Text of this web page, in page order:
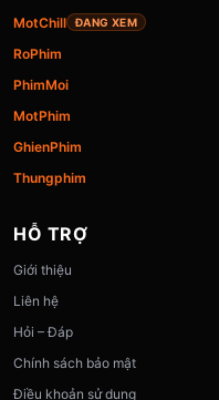
MotChill ĐANG XEM
RoPhim
PhimMoi
MotPhim
GhienPhim
Thungphim
HỖ TRỢ
Giới thiệu
Liên hệ
Hỏi – Đáp
Chính sách bảo mật
Điều khoản sử dụng